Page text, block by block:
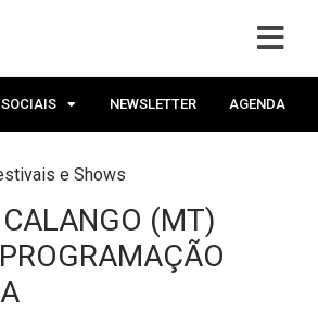
SOCIAIS NEWSLETTER AGENDA
e Shows
(MT)